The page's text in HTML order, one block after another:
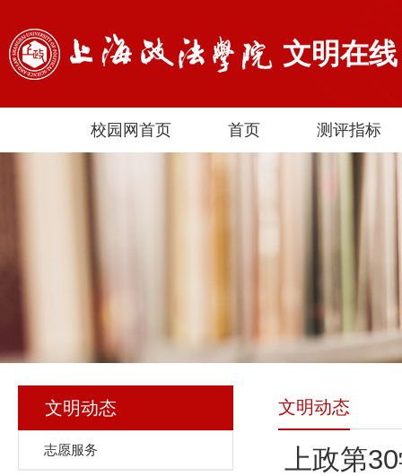
文明在线
校园网首页 首页 测评指标
文明动态
志愿服务
文明动态
上政第